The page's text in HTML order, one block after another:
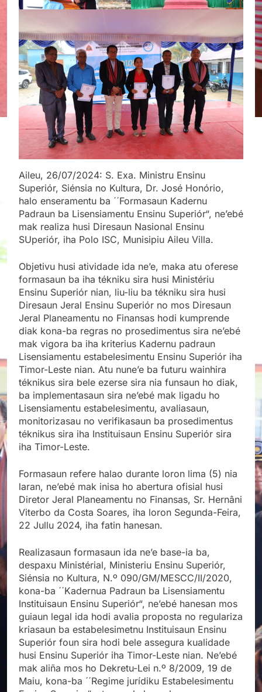
Aileu, 26/07/2024: S. Exa. Ministru Ensinu
Superiór, Siénsia no Kultura, Dr. José Honório,
halo enseramentu ba ´´Formasaun Kadernu
Padraun ba Lisensiamentu Ensinu Superiór“, ne’ebé
mak realiza husi Diresaun Nasional Ensinu
SUperiór, iha Polo ISC, Munisipiu Aileu Villa.
Objetivu husi atividade ida ne’e, maka atu oferese
formasaun ba iha tékniku sira husi Ministériu
Ensinu Superiór nian, liu-liu ba tékniku sira husi
Diresaun Jeral Ensinu Superiór no mos Diresaun
Jeral Planeamentu no Finansas hodi kumprende
diak kona-ba regras no prosedimentus sira ne’ebé
mak vigora ba iha kriterius Kadernu padraun
Lisensiamentu estabelesimentu Ensinu Superiór iha
Timor-Leste nian. Atu nune’e ba futuru wainhira
téknikus sira bele ezerse sira nia funsaun ho diak,
ba implementasaun sira ne’ebé mak ligadu ho
Lisensiamentu estabelesimentu, avaliasaun,
monitorizasau no verifikasaun ba prosedimentus
téknikus sira iha Instituisaun Ensinu Superiór sira
iha Timor-Leste.
Formasaun refere halao durante loron lima (5) nia
laran, ne’ebé mak inisa ho abertura ofisial husi
Diretor Jeral Planeamentu no Finansas, Sr. Hernâni
Viterbo da Costa Soares, iha loron Segunda-Feira,
22 Jullu 2024, iha fatin hanesan.
Realizasaun formasaun ida ne’e base-ia ba,
despaxu Ministérial, Ministeriu Ensinu Superiór,
Siénsia no Kultura, N.º 090/GM/MESCC/II/2020,
kona-ba ´´Kadernua Padraun ba Lisensiamentu
Instituisaun Ensinu Superiór“, ne’ebé hanesan mos
guiaun legal ida hodi avalia proposta no regulariza
kriasaun ba estabelesimetnu Instituisaun Ensinu
Superiór foun sira hodi bele assegura kualidade
husi Ensinu Superiór iha Timor-Leste nian. Ne’ebé
mak aliña mos ho Dekretu-Lei n.º 8/2009, 19 de
Maiu, kona-ba ´´Regime jurídiku Estabelesimentu